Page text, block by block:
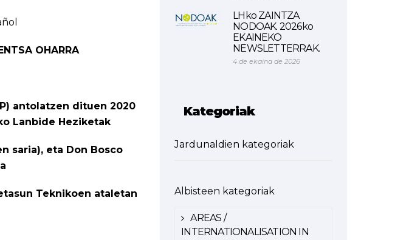
OHARRA
antolatzen dituen 2020
Lanbide Heziketak
saria), eta Don Bosco
Teknikoen ataletan
LHko ZAINTZA
NODOAK. 2026ko
EKAINEKO
NEWSLETTERRAK.
4 de ekaina de 2026
Kategoriak
Jardunaldien kategoriak
Albisteen kategoriak
AREAS /
INTERNATIONALISATION IN